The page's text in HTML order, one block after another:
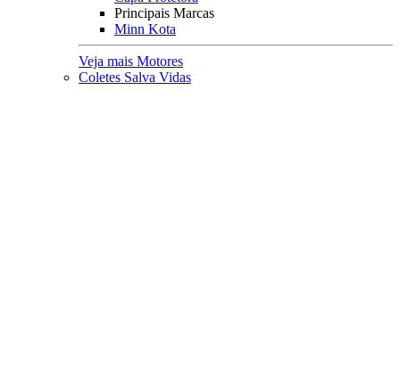
Principais Marcas
Minn Kota
Veja mais Motores
Coletes Salva Vidas